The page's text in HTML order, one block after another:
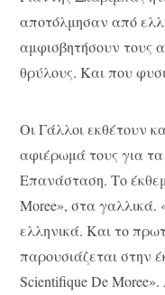
αποτόλμησαν από
αμφισβητήσουν τους
θρύλους. Και που
Οι Γάλλοι εκθέτουν
αφιέρωμά τους για
Επανάσταση. Το
Moree», στα
ελληνικά. Και το
παρουσιάζεται στην
Scientifique De